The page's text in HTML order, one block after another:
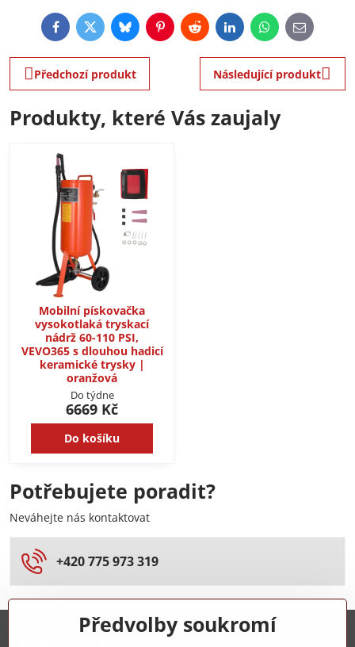
FacebookTwitterBlueskyPinterestRedditLinkedInWhatsApp
E-
mail
Předchozí produkt Následující produkt
Produkty, které Vás zaujaly
Mobilní pískovačka
vysokotlaká tryskací
nádrž 60-110 PSI,
VEVO365 s dlouhou hadicí
keramické trysky |
oranžová
Do týdne
6669 Kč
Do košíku
Potřebujete poradit?
Neváhejte nás kontaktovat
+420 775 973 319
Předvolby soukromí